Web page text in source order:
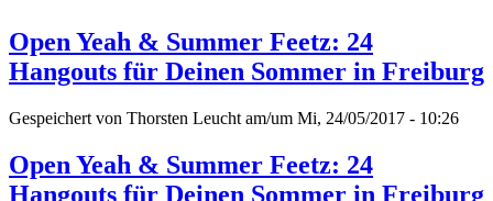
Open Yeah & Summer Feetz: 24
Hangouts für Deinen Sommer in Freiburg
Gespeichert von Thorsten Leucht am/um Mi, 24/05/2017 - 10:26
Open Yeah & Summer Feetz: 24
Hangouts für Deinen Sommer in Freiburg